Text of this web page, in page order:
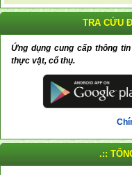
TRA CỨU
Ứng dụng cung cấp thông
thực vật, cổ thụ.
.::